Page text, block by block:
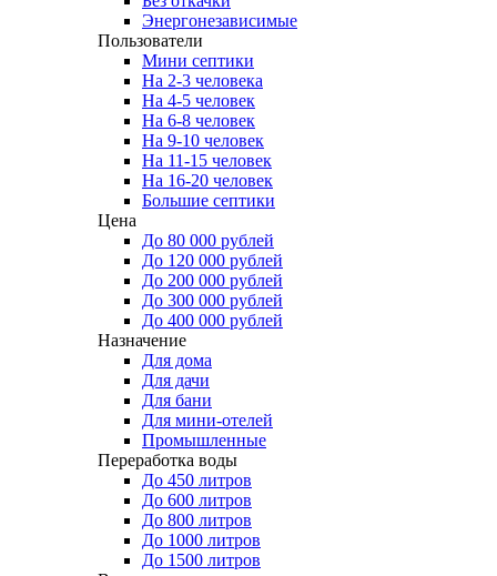
Энергонезависимые
Пользователи
Мини септики
На 2-3 человека
На 4-5 человек
На 6-8 человек
На 9-10 человек
На 11-15 человек
На 16-20 человек
Большие септики
Цена
До 80 000 рублей
До 120 000 рублей
До 200 000 рублей
До 300 000 рублей
До 400 000 рублей
Назначение
Для дома
Для дачи
Для бани
Для мини-отелей
Промышленные
Переработка воды
До 450 литров
До 600 литров
До 800 литров
До 1000 литров
До 1500 литров